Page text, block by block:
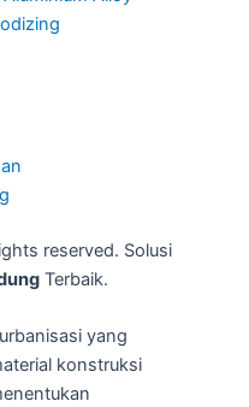
reserved. Solusi
Terbaik.
yang
konstruksi